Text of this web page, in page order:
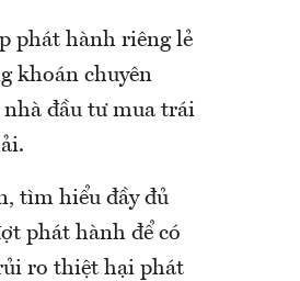
phát hành riêng lẻ
khoán chuyên
đầu tư mua trái
tìm hiểu đầy đủ
phát hành để có
ro thiệt hại phát